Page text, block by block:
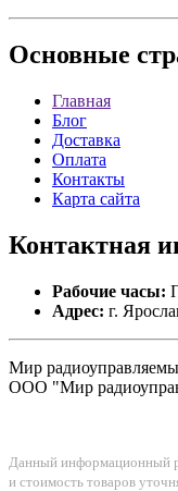
Основные
Главная
Блог
Доставка
Оплата
Контакты
Карта сайта
Контактная
Рабочие часы:
Адрес: г.
Мир
ООО "Мир
Данный информационный
и стоимость товаров